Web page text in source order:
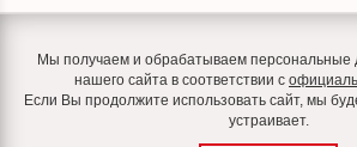
Мы получаем и обрабатываем персональные
нашего сайта в соответствии с
Если Вы продолжите использовать сайт, мы
устраивает.